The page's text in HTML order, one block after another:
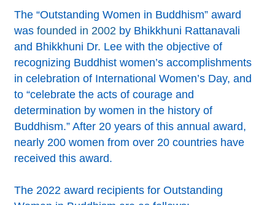
The “Outstanding Women in Buddhism” award
wasfounded in 2002 by Bhikkhuni Rattanavali
and Bhikkhuni Dr. Lee with the objective of
recognizing Buddhist women’s accomplishments
in celebration of International Women’s Day, and
to “celebrate the acts of courage and
determination by women in the history of
Buddhism.” After 20 years of this annual award,
nearly 200 women from over 20 countries have
received this award.
The 2022 award recipients for Outstanding